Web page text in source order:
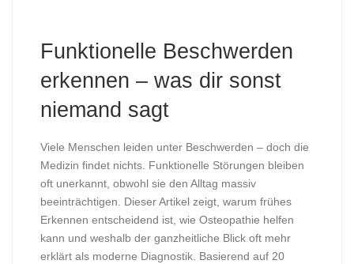
Funktionelle Beschwerden
erkennen – was dir sonst
niemand sagt
Viele Menschen leiden unter Beschwerden – doch die
Medizin findet nichts. Funktionelle Störungen bleiben
oft unerkannt, obwohl sie den Alltag massiv
beeinträchtigen. Dieser Artikel zeigt, warum frühes
Erkennen entscheidend ist, wie Osteopathie helfen
kann und weshalb der ganzheitliche Blick oft mehr
erklärt als moderne Diagnostik. Basierend auf 20